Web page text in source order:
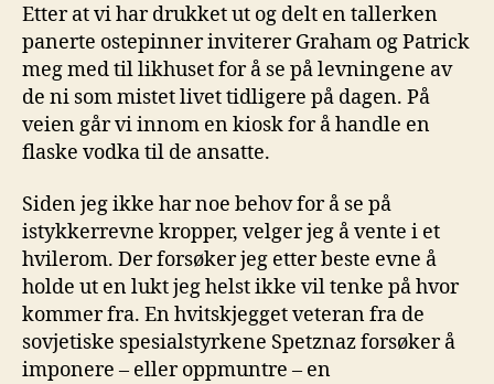
Etter at vi har drukket ut og delt en tallerken
panerte ostepinner inviterer Graham og Patrick
meg med til likhuset for å se på levningene av
de ni som mistet livet tidligere på dagen. På
veien går vi innom en kiosk for å handle en
flaske vodka til de ansatte.
Siden jeg ikke har noe behov for å se på
istykkerrevne kropper, velger jeg å vente i et
hvilerom. Der forsøker jeg etter beste evne å
holde ut en lukt jeg helst ikke vil tenke på hvor
kommer fra. En hvitskjegget veteran fra de
sovjetiske spesialstyrkene Spetznaz forsøker å
imponere – eller oppmuntre – en